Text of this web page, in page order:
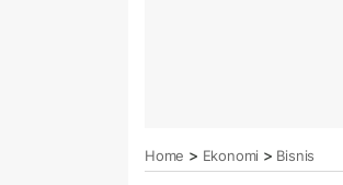
Home > Ekonomi > Bisnis